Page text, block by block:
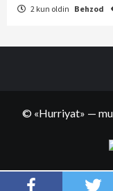
2 kun oldin Behzod
© «Hurriyat» —